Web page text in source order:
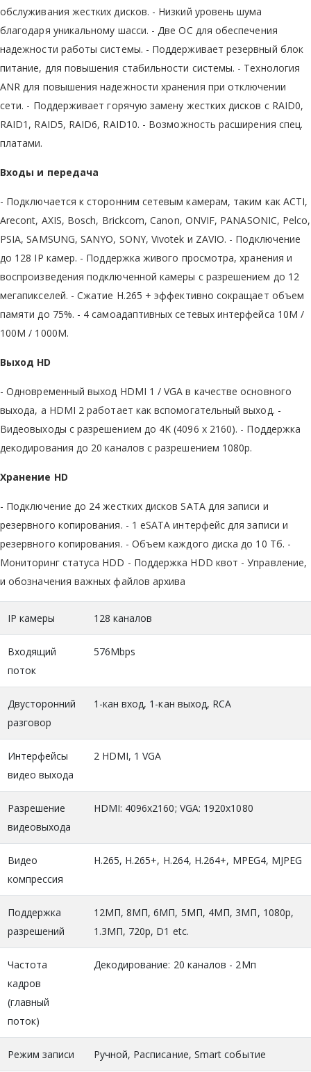
обслуживания жестких дисков. - Низкий уровень шума
благодаря уникальному шасси. - Две ОС для обеспечения
надежности работы системы. - Поддерживает резервный блок
питание, для повышения стабильности системы. - Технология
ANR для повышения надежности хранения при отключении
сети. - Поддерживает горячую замену жестких дисков с RAID0,
RAID1, RAID5, RAID6, RAID10. - Возможность расширения спец.
платами.
Входы и передача
- Подключается к сторонним сетевым камерам, таким как ACTI,
Arecont, AXIS, Bosch, Brickcom, Canon, ONVIF, PANASONIC, Pelco,
PSIA, SAMSUNG, SANYO, SONY, Vivotek и ZAVIO. - Подключение
до 128 IP камер. - Поддержка живого просмотра, хранения и
воспроизведения подключенной камеры с разрешением до 12
мегапикселей. - Сжатие H.265 + эффективно сокращает объем
памяти до 75%. - 4 самоадаптивных сетевых интерфейса 10M /
100M / 1000M.
Выход HD
- Одновременный выход HDMI 1 / VGA в качестве основного
выхода, а HDMI 2 работает как вспомогательный выход. -
Видеовыходы с разрешением до 4K (4096 х 2160). - Поддержка
декодирования до 20 каналов с разрешением 1080p.
Хранение HD
- Подключение до 24 жестких дисков SATA для записи и
резервного копирования. - 1 eSATA интерфейс для записи и
резервного копирования. - Объем каждого диска до 10 Тб. -
Мониторинг статуса HDD - Поддержка HDD квот - Управление,
и обозначения важных файлов архива
IP камеры 128 каналов
Входящий
поток
576Mbps
Двусторонний
разговор
1-кан вход, 1-кан выход, RCA
Интерфейсы
видео выхода
2 HDMI, 1 VGA
Разрешение
видеовыхода
HDMI: 4096x2160; VGA: 1920x1080
Видео
компрессия
H.265, H.265+, H.264, H.264+, MPEG4, MJPEG
Поддержка
разрешений
12МП, 8МП, 6МП, 5МП, 4МП, 3МП, 1080p,
1.3МП, 720p, D1 etc.
Частота
кадров
(главный
поток)
Декодирование: 20 каналов - 2Мп
Режим записи Ручной, Расписание, Smart событие